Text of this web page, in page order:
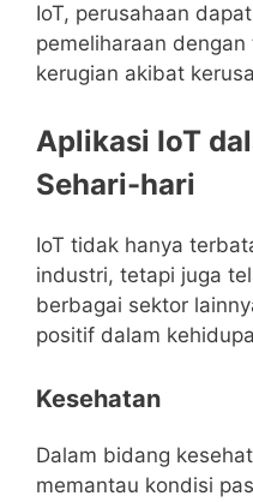
IoT, perusahaan
pemeliharaan
kerugian akibat
Aplikasi IoT
Sehari-hari
IoT tidak hanya
industri, tetapi juga
berbagai sektor
positif dalam
Kesehatan
Dalam bidang
memantau kondisi